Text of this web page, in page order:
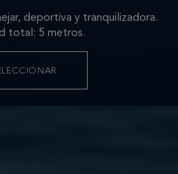
deportiva y tranquilizadora.
total: 5 metros.